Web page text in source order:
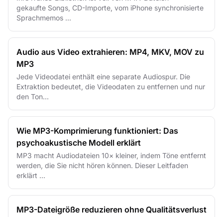
gekaufte Songs, CD-Importe, vom iPhone synchronisierte
Sprachmemos ...
Audio aus Video extrahieren: MP4, MKV, MOV zu
MP3
Jede Videodatei enthält eine separate Audiospur. Die
Extraktion bedeutet, die Videodaten zu entfernen und nur
den Ton...
Wie MP3-Komprimierung funktioniert: Das
psychoakustische Modell erklärt
MP3 macht Audiodateien 10× kleiner, indem Töne entfernt
werden, die Sie nicht hören können. Dieser Leitfaden
erklärt ...
MP3-Dateigröße reduzieren ohne Qualitätsverlust